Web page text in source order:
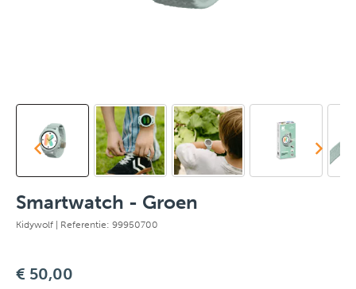
Smartwatch - Groen
Kidywolf | Referentie: 99950700
€ 50,00